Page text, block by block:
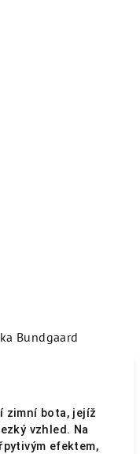
Bundgaard
zimní bota, jejíž
vzhled. Na
efektem,